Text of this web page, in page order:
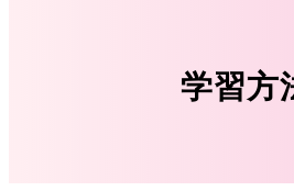
学習方